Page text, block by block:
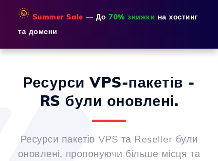
🌞 Summer Sale — До 70% знижки на хостинг
та домени
Ресурси VPS-пакетів -
RS були оновлені.
Ресурси пакетів VPS та Reseller були
оновлені, пропонуючи більше місця та